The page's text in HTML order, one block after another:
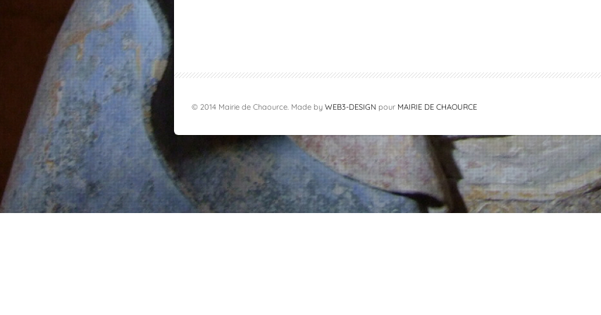
© 2014 Mairie de Chaource. Made by WEB3-DESIGN pour MAIRIE DE CHAOURCE